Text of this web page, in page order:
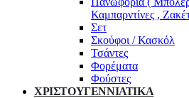
Καμπαρντίνες ,
Σετ
Σκούφοι / Κασκόλ
Τσάντες
Φορέματα
Φούστες
ΧΡΙΣΤΟΥΓΕΝΝΙΑΤΙΚΑ